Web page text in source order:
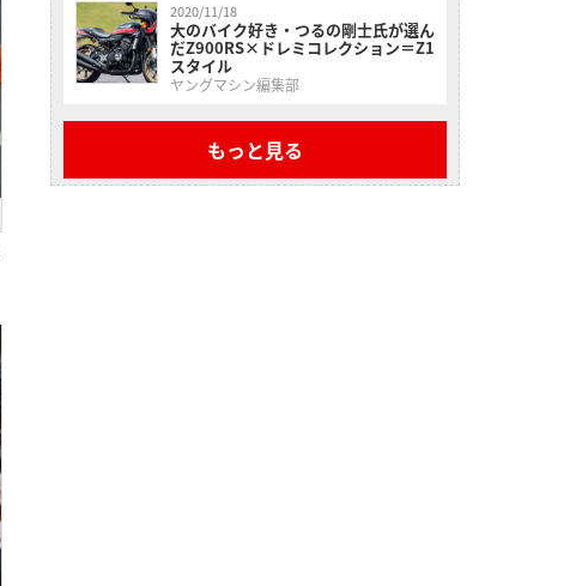
2020/11/18
大のバイク好き・つるの剛士氏が選ん
だZ900RS×ドレミコレクション＝Z1
スタイル
ヤングマシン編集部
もっと見る